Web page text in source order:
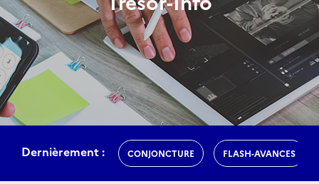
Dernièrement : CONJONCTURE FLASH-AVANCES